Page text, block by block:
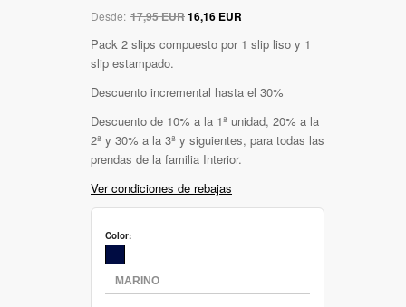
Desde: 17,95 EUR16,16 EUR
Pack 2 slips compuesto por 1 slip liso y 1
slip estampado.
Descuento incremental hasta el 30%
Descuento de 10% a la 1ª unidad, 20% a la
2ª y 30% a la 3ª y siguientes, para todas las
prendas de la familia Interior.
Ver condiciones de rebajas
Color: